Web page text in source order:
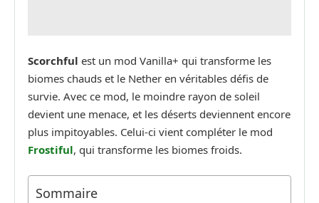
Scorchful est un mod Vanilla+ qui transforme les
biomes chauds et le Nether en véritables défis de
survie. Avec ce mod, le moindre rayon de soleil
devient une menace, et les déserts deviennent encore
plus impitoyables. Celui-ci vient compléter le mod
Frostiful, qui transforme les biomes froids.
Sommaire